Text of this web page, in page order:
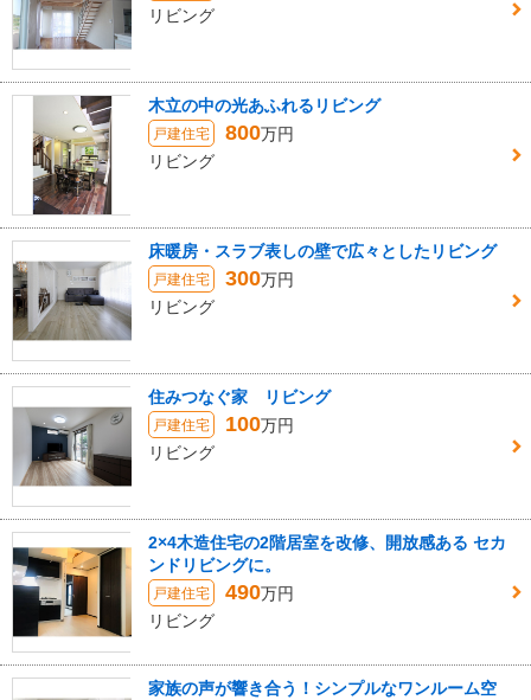
リビング
木立の中の光あふれるリビング
戸建住宅 800万円
リビング
床暖房・スラブ表しの壁で広々としたリビング
戸建住宅 300万円
リビング
住みつなぐ家 リビング
戸建住宅 100万円
リビング
2×4木造住宅の2階居室を改修、開放感ある セカ
ンドリビングに。
戸建住宅 490万円
リビング
家族の声が響き合う！シンプルなワンルーム空